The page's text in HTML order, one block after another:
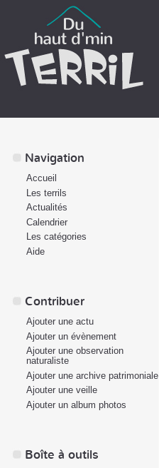
Navigation
Accueil
Les terrils
Actualités
Calendrier
Les catégories
Aide
Contribuer
Ajouter une actu
Ajouter un évènement
Ajouter une observation
naturaliste
Ajouter une archive patrimoniale
Ajouter une veille
Ajouter un album photos
Boîte à outils